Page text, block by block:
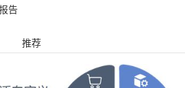
告
推荐